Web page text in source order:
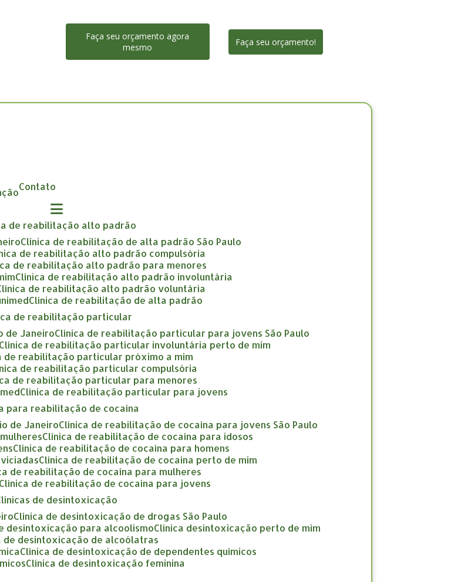
Faça seu orçamento agora
mesmo
Faça seu orçamento!
Contato
de reabilitação alto padrão
clínica de reabilitação de alta padrão São Paulo
de reabilitação alto padrão compulsória
de reabilitação alto padrão para menores
clínica de reabilitação alto padrão involuntária
clínica de reabilitação alto padrão voluntária
clínica de reabilitação de alta padrão
de reabilitação particular
de Janeiro clínica de reabilitação particular para jovens São Paulo
clínica de reabilitação particular involuntária perto de mim
de reabilitação particular próximo a mim
de reabilitação particular compulsória
de reabilitação particular para menores
clínica de reabilitação particular para jovens
para reabilitação de cocaína
de Janeiro clínica de reabilitação de cocaína para jovens São Paulo
clínica de reabilitação de cocaína para idosos
clínica de reabilitação de cocaína para homens
clínica de reabilitação de cocaína perto de mim
de reabilitação de cocaína para mulheres
clínica de reabilitação de cocaína para jovens
clínicas de desintoxicação
clínica de desintoxicação de drogas São Paulo
desintoxicação para alcoolismo clínica desintoxicação perto de mim
de desintoxicação de alcoólatras
clínica de desintoxicação de dependentes químicos
clínica de desintoxicação feminina